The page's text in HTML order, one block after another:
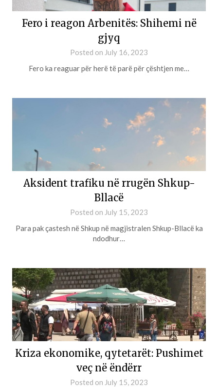
Fero i reagon Arbenitës: Shihemi në
gjyq
Posted on July 16, 2023
Fero ka reaguar për herë të parë për çështjen me…
Aksident trafiku në rrugën Shkup-
Bllacë
Posted on July 15, 2023
Para pak çastesh në Shkup në magjistralen Shkup-Bllacë ka
ndodhur…
Kriza ekonomike, qytetarët: Pushimet
veç në ëndërr
Posted on July 15, 2023